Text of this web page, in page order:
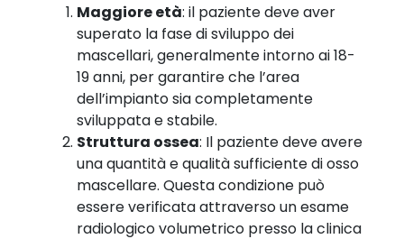
Maggiore età: il paziente deve aver
superato la fase di sviluppo dei
mascellari, generalmente intorno ai 18-
19 anni, per garantire che l’area
dell’impianto sia completamente
sviluppata e stabile.
Struttura ossea: Il paziente deve avere
una quantità e qualità sufficiente di osso
mascellare. Questa condizione può
essere verificata attraverso un esame
radiologico volumetrico presso la clinica